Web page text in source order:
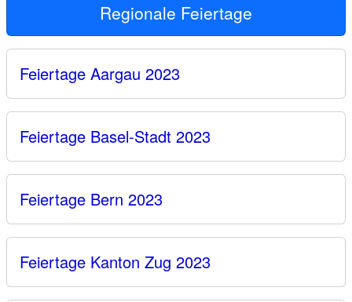
Regionale Feiertage
Feiertage Aargau 2023
Feiertage Basel-Stadt 2023
Feiertage Bern 2023
Feiertage Kanton Zug 2023